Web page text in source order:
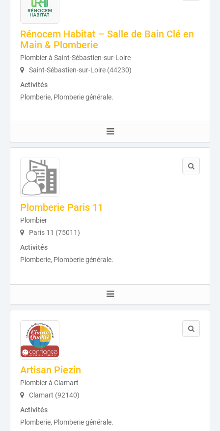
Rénocem Habitat – Salle de Bain Clé en
Main & Plomberie
Plombier à Saint-Sébastien-sur-Loire
Saint-Sébastien-sur-Loire (44230)
Activités
Plomberie, Plomberie générale.
Plomberie Paris 11
Plombier
Paris 11 (75011)
Activités
Plomberie, Plomberie générale.
Artisan Piezin
Plombier à Clamart
Clamart (92140)
Activités
Plomberie, Plomberie générale.